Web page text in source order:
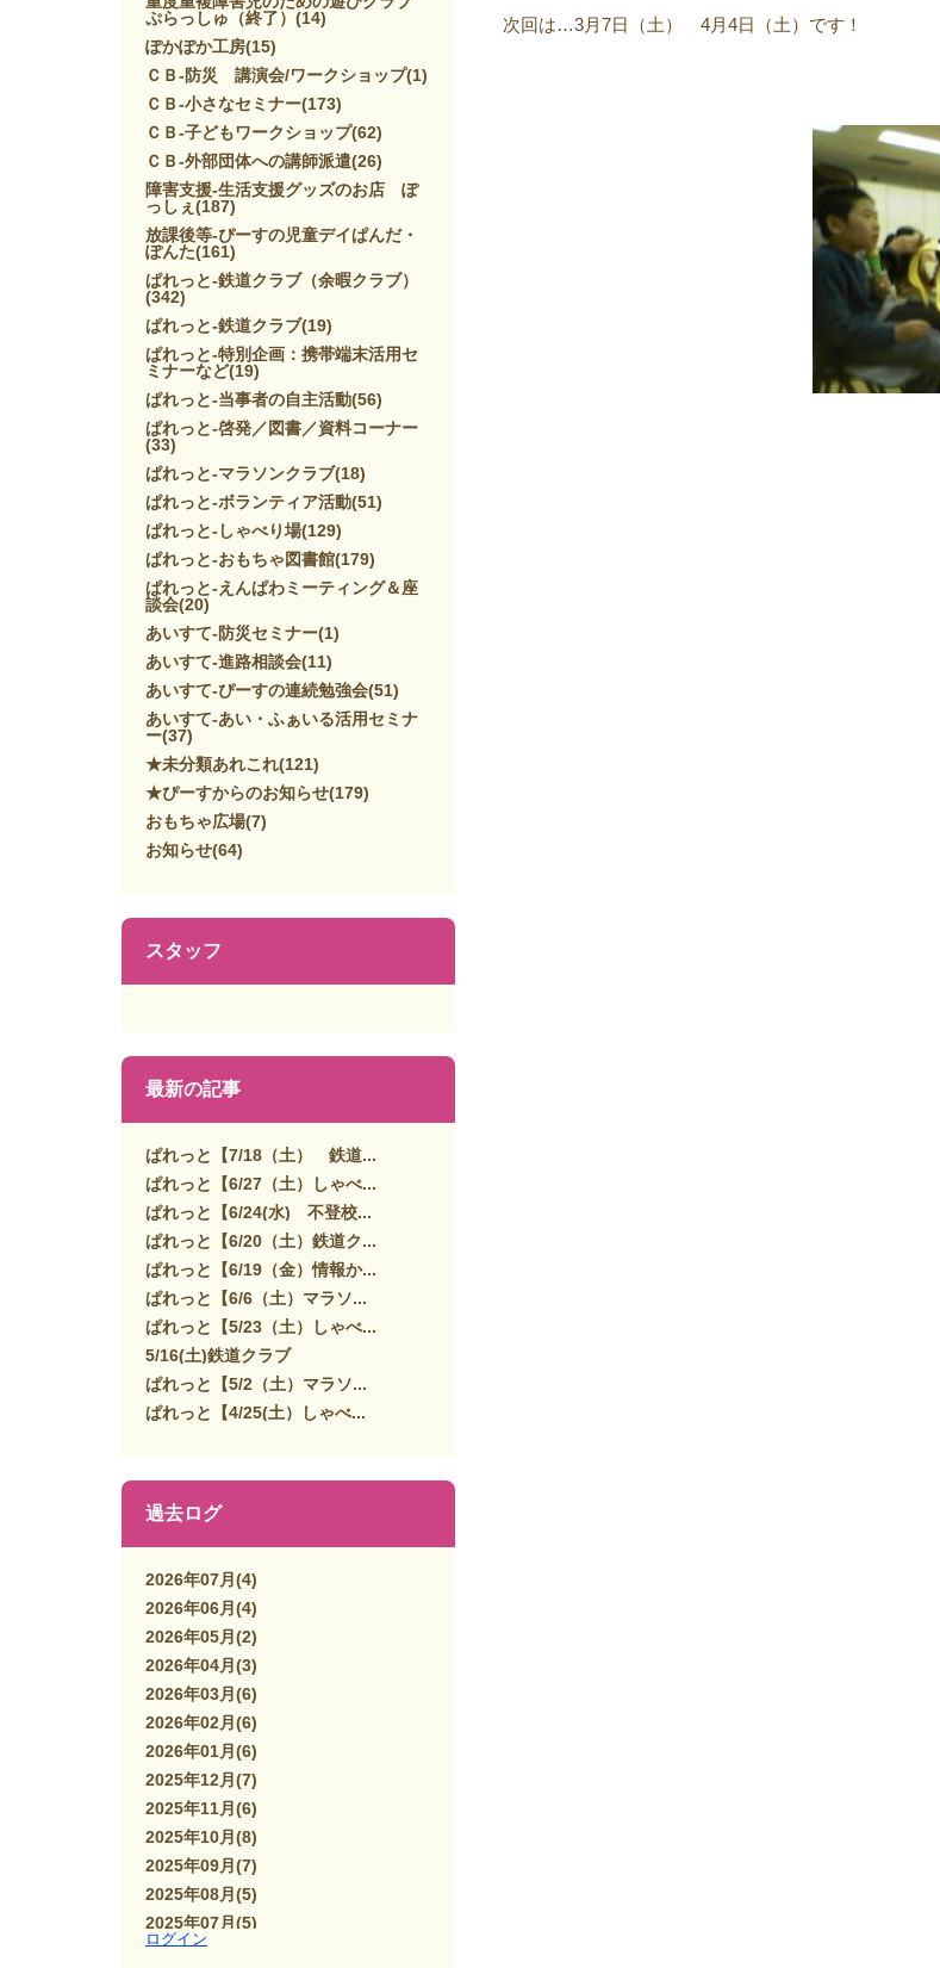
次回は…3月7日（土） 4月4日（土）です！
（記：山
ぷらっしゅ（終了） (14)
ぽかぽか工房(15)
ＣＢ-防災 講演会/ワークショップ(1)
ＣＢ-小さなセミナー(173)
ＣＢ-子どもワークショップ(62)
ＣＢ-外部団体への講師派遣(26)
障害支援-生活支援グッズのお店 ぽ
っしぇ (187)
放課後等-ぴーすの児童デイぱんだ・
ぽんた(161)
ぱれっと-鉄道クラブ（余暇クラブ）
(342)
ぱれっと-鉄道クラブ(19)
ぱれっと-特別企画：携帯端末活用セ
ミナーなど(19)
ぱれっと-当事者の自主活動(56)
ぱれっと-啓発／図書／資料コーナー
(33)
ぱれっと-マラソンクラブ(18)
ぱれっと-ボランティア活動(51)
ぱれっと-しゃべり場(129)
ぱれっと-おもちゃ図書館(179)
ぱれっと-えんぱわミーティング＆座
談会(20)
あいすて-防災セミナー(1)
あいすて-進路相談会(11)
あいすて-ぴーすの連続勉強会(51)
あいすて-あい・ふぁいる活用セミナ
ー(37)
★未分類あれこれ(121)
★ぴーすからのお知らせ(179)
おもちゃ広場(7)
お知らせ(64)
スタッフ
最新の記事
ぱれっと【7/18（土） 鉄道...
ぱれっと【6/27（土）しゃべ...
ぱれっと【6/24(水) 不登校...
ぱれっと【6/20（土）鉄道ク...
ぱれっと【6/19（金）情報か...
ぱれっと【6/6（土）マラソ...
ぱれっと【5/23（土）しゃべ...
5/16(土)鉄道クラブ
ぱれっと【5/2（土）マラソ...
ぱれっと【4/25(土）しゃべ...
過去ログ
2026年07月 (4)
2026年06月 (4)
2026年05月 (2)
2026年04月 (3)
2026年03月 (6)
2026年02月 (6)
2026年01月 (6)
2025年12月 (7)
2025年11月 (6)
2025年10月 (8)
2025年09月 (7)
2025年08月 (5)
2025年07月 (5)
2025年06月
ログイン